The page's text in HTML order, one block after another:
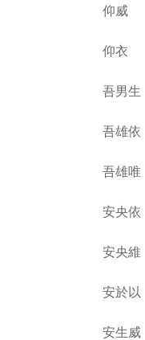
仰威
仰衣
吾男生
吾雄依
吾雄唯
安央依
安央維
安於以
安生威